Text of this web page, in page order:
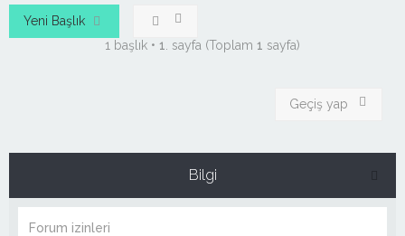
Yeni Başlık
1 başlık • 1 . sayfa (Toplam 1 sayfa)
Geçiş yap
Bilgi
Forum izinleri